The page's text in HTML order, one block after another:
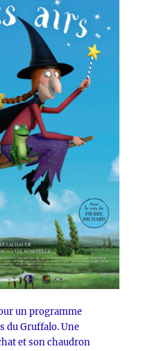
un programme
du Gruffalo. Une
et son chaudron